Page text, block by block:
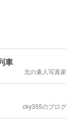
車
北の素人写真家
cky355のブログ